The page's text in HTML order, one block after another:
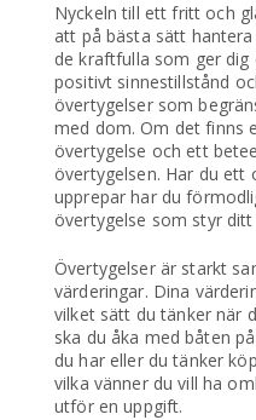
Nyckeln till ett fritt och
att på bästa sätt
de kraftfulla som ger
positivt sinnestillstånd
övertygelser som
med dom. Om det finns
övertygelse och ett
övertygelsen. Har du ett
upprepar har du
övertygelse som styr ditt
Övertygelser är starkt
värderingar. Dina
vilket sätt du tänker när
ska du åka med båten
du har eller du tänker
vilka vänner du vill ha
utför en uppgift.